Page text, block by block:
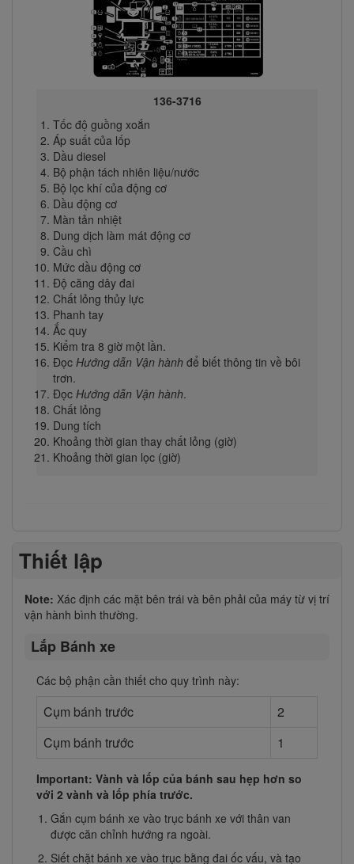
136-3716
Tốc độ guồng xoắn
Áp suất của lốp
Dầu diesel
Bộ phận tách nhiên liệu/nước
Bộ lọc khí của động cơ
Dầu động cơ
Màn tản nhiệt
Dung dịch làm mát động cơ
Cầu chì
Mức dầu động cơ
Độ căng dây đai
Chất lỏng thủy lực
Phanh tay
Ắc quy
Kiểm tra 8 giờ một lần.
Đọc Hướng dẫn Vận hànhđể biết thông tin về bôi
trơn.
Đọc Hướng dẫn Vận hành.
Chất lỏng
Dung tích
Khoảng thời gian thay chất lỏng (giờ)
Khoảng thời gian lọc (giờ)
Thiết lập
Note: Xác định các mặt bên trái và bên phải của máy từ vị trí
vận hành bình thường.
Lắp Bánh xe
Các bộ phận cần thiết cho quy trình này:
Cụm bánh trước
2
Cụm bánh trước
1
Important: Vành và lốp của bánh sau hẹp hơn so
với 2 vành và lốp phía trước.
Gắn cụm bánh xe vào trục bánh xe với thân van
được căn chỉnh hướng ra ngoài.
Siết chặt bánh xe vào trục bằng đai ốc vấu, và tạo